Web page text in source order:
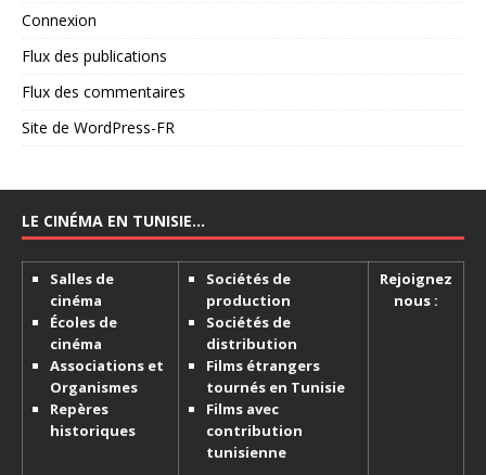
Connexion
Flux des publications
Flux des commentaires
Site de WordPress-FR
LE CINÉMA EN TUNISIE…
Salles de
cinéma
Écoles de
cinéma
Associations et
Organismes
Repères
historiques
Sociétés de
production
Sociétés de
distribution
Films étrangers
tournés en Tunisie
Films avec
contribution
tunisienne
Rejoignez
nous :